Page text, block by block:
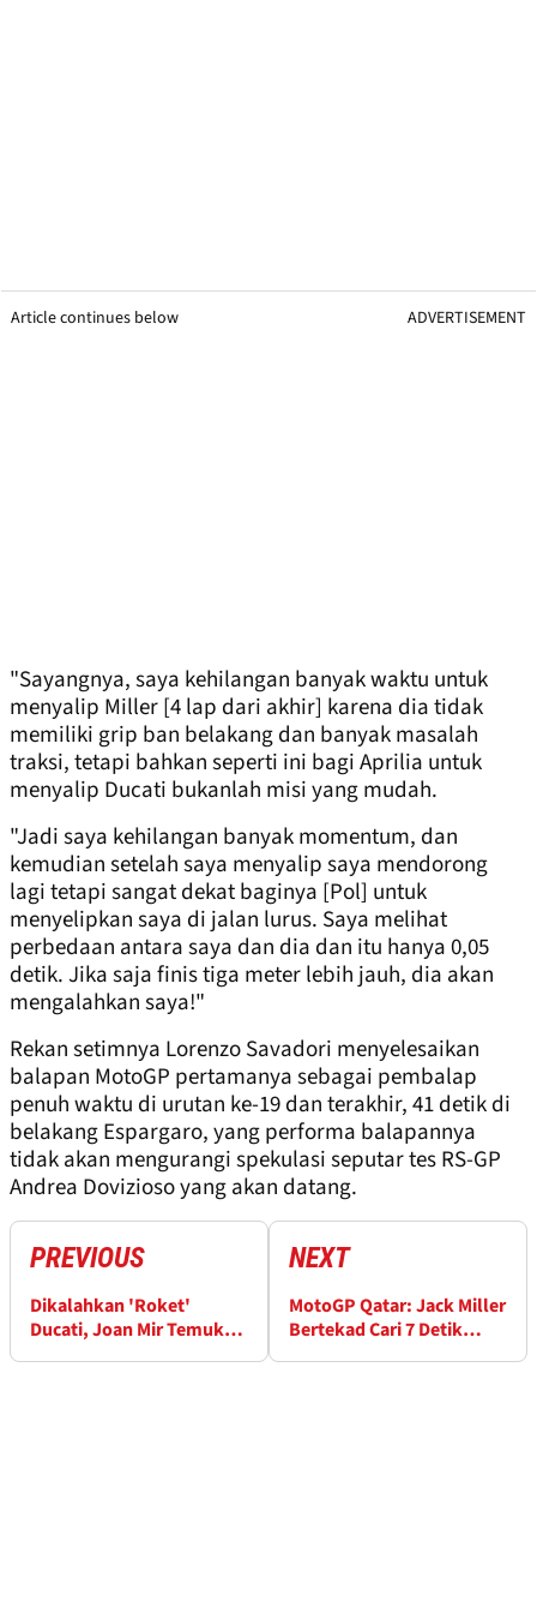
Article continues below ADVERTISEMENT
"Sayangnya, saya kehilangan banyak waktu untuk
menyalip Miller [4 lap dari akhir] karena dia tidak
memiliki grip ban belakang dan banyak masalah
traksi, tetapi bahkan seperti ini bagi Aprilia untuk
menyalip Ducati bukanlah misi yang mudah.
"Jadi saya kehilangan banyak momentum, dan
kemudian setelah saya menyalip saya mendorong
lagi tetapi sangat dekat baginya [Pol] untuk
menyelipkan saya di jalan lurus. Saya melihat
perbedaan antara saya dan dia dan itu hanya 0,05
detik. Jika saja finis tiga meter lebih jauh, dia akan
mengalahkan saya!"
Rekan setimnya Lorenzo Savadori menyelesaikan
balapan MotoGP pertamanya sebagai pembalap
penuh waktu di urutan ke-19 dan terakhir, 41 detik di
belakang Espargaro, yang performa balapannya
tidak akan mengurangi spekulasi seputar tes RS-GP
Andrea Dovizioso yang akan datang.
PREVIOUS
Dikalahkan 'Roket'
Ducati, Joan Mir Temukan
NEXT
MotoGP Qatar: Jack Miller
Bertekad Cari 7 Detik